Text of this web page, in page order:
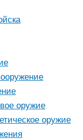
оружие
оружие